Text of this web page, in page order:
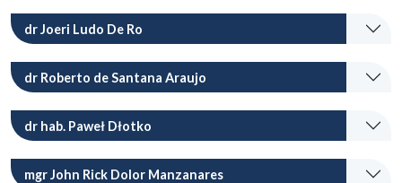
dr Joeri Ludo De Ro
dr Roberto de Santana Araujo
dr hab. Paweł Dłotko
mgr John Rick Dolor Manzanares